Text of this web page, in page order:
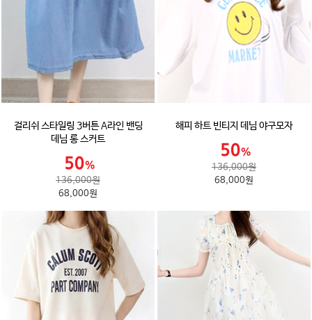
걸리쉬 스타일링 3버튼 A라인 밴딩
데님 롱 스커트
136,000원
68,000원
해피 하트 빈티지 데님 야구모자
136,000원
68,000원